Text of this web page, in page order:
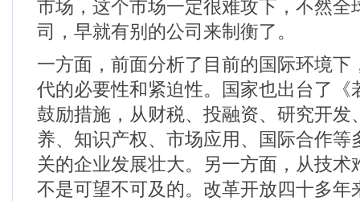
市场，这个市场一定很难攻下，不然全
司，早就有别的公司来制衡了。
一方面，前面分析了目前的国际环境下
代的必要性和紧迫性。国家也出台了《
鼓励措施，从财税、投融资、研究开发
养、知识产权、市场应用、国际合作等
关的企业发展壮大。另一方面，从技术
不是可望不可及的。改革开放四十多年